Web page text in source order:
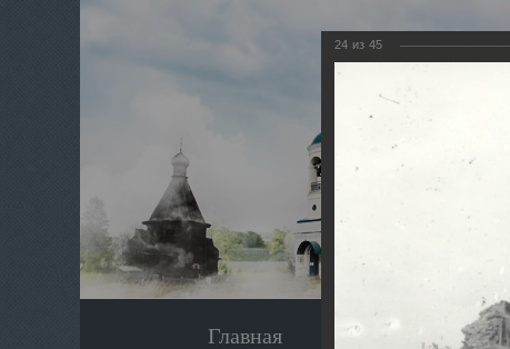
Главная Экскурсия
24 из 45